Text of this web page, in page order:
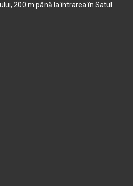
200 m până la întrarea în Satul